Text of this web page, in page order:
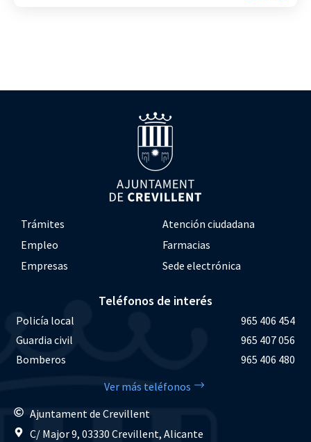
Trámites
Atención ciudadana
Empleo
Farmacias
Empresas
Sede electrónica
Teléfonos de interés
Policía local
965 406 454
Guardia civil
965 407 056
Bomberos
965 406 480
Ver más teléfonos
Ajuntament de Crevillent
C/ Major 9, 03330 Crevillent, Alicante